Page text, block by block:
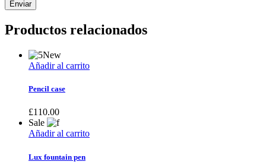
Productos relacionados
New
Añadir al carrito
Pencil case
£110.00
Sale
Añadir al carrito
Lux fountain pen